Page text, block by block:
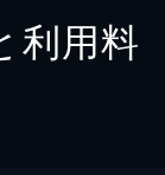
利用料